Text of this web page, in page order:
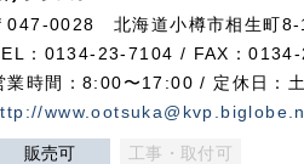
047-0028 北海道小樽市相生町8-
：0134-23-7104 / FAX：
業時間：8:00〜17:00 / 定休日：
販売可 工事・取付可